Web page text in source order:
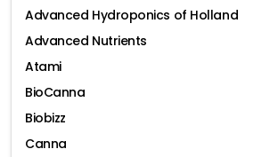
Advanced Hydroponics of Holland
Advanced Nutrients
Atami
BioCanna
Biobizz
Canna